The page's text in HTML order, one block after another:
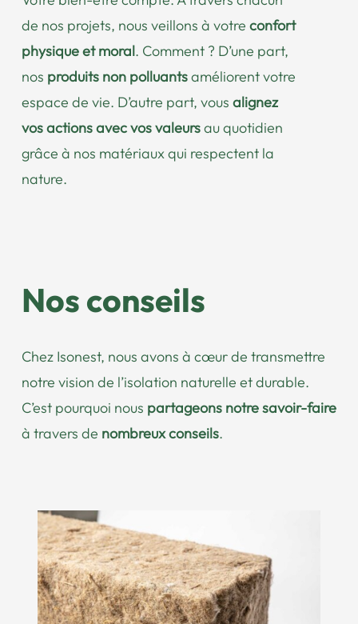
de nos projets, nous veillons à votre confort
physique et moral. Comment ? D’une part,
nos produits non polluantsaméliorent votre
espace de vie. D’autre part, vous alignez
vos actions avec vos valeursau quotidien
grâce à nos matériaux qui respectent la
nature.
Nos conseils
Chez Isonest, nous avons à cœur de transmettre
notre vision de l’isolation naturelle et durable.
C’est pourquoi nous partageons notre savoir-faire
à travers de nombreux conseils.